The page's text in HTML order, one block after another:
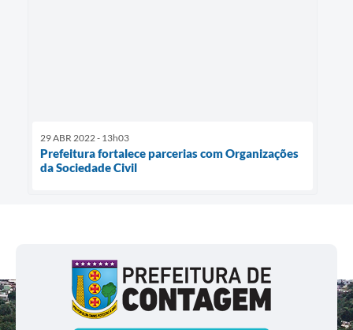
29 ABR 2022 - 13h03
Prefeitura fortalece parcerias com Organizações
da Sociedade Civil